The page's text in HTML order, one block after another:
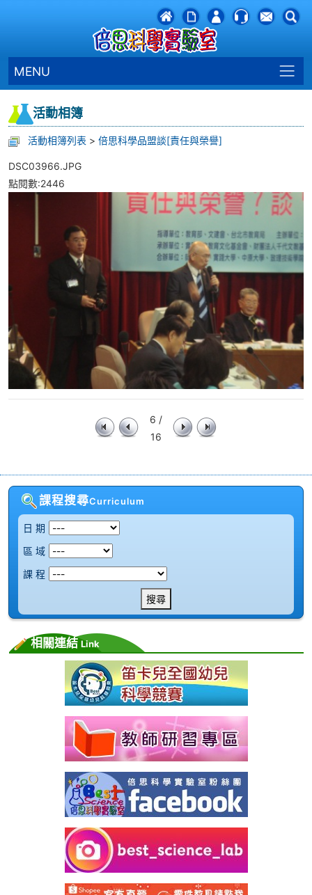
MENU
活動相簿
活動相簿列表 > 倍思科學品盟談[責任與榮譽]
DSC03966.JPG
點閱數:2446
6 /
16
課程搜尋Curriculum
日 期
區 域
課 程
搜尋
相關連結Link